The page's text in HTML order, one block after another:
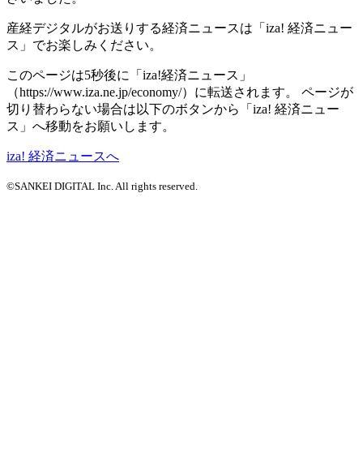
産経デジタルがお送りする経済ニュースは「iza! 経済ニュー
ス」でお楽しみください。
このページは5秒後に「iza!経済ニュース」
（https://www.iza.ne.jp/economy/）に転送されます。 ページが
切り替わらない場合は以下のボタンから「iza! 経済ニュー
ス」へ移動をお願いします。
iza! 経済ニュースへ
©SANKEI DIGITAL Inc. All rights reserved.